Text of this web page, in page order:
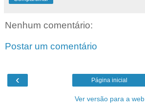
Nenhum comentário:
Postar um comentário
‹ Página inicial
Ver versão para a web